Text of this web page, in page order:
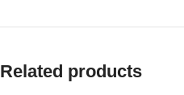
Related products